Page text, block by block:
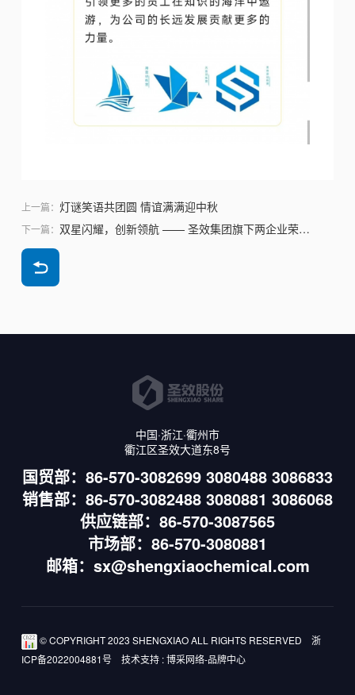
上一篇： 灯谜笑语共团圆 情谊满满迎中秋
下一篇： 双星闪耀，创新领航 —— 圣效集团旗下两企业荣膺2024年浙江省创新型中小企业殊荣
中国·浙江·衢州市
衢江区圣效大道东8号
国贸部：86-570-3082699 3080488 3086833
销售部：86-570-3082488 3080881 3086068
供应链部：86-570-3087565
市场部：86-570-3080881
邮箱：sx@shengxiaochemical.com
© COPYRIGHT 2023 SHENGXIAO ALL RIGHTS RESERVED 浙
ICP备2022004881号
技术支持 :博采网络-品牌中心